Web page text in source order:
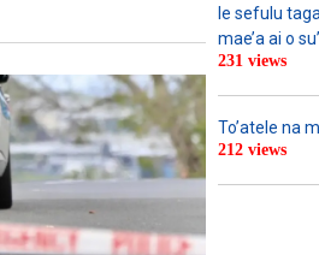
le sefulu
mae’a ai o
231 views
To’atele na
212 views